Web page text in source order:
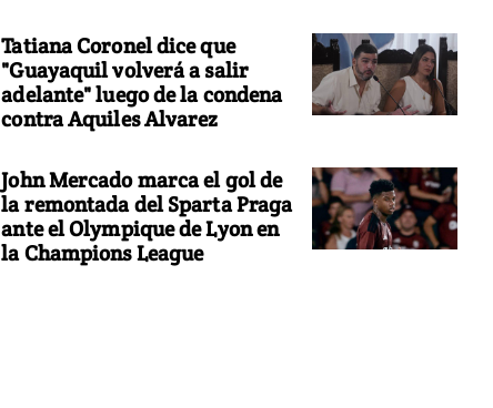
Tatiana Coronel dice que
"Guayaquil volverá a salir
adelante" luego de la condena
contra Aquiles Alvarez
John Mercado marca el gol de
la remontada del Sparta Praga
ante el Olympique de Lyon en
la Champions League